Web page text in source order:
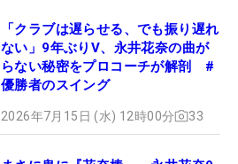
「クラブは遅らせる、でも振り遅れ
ない」9年ぶりV、永井花奈の曲が
らない秘密をプロコーチが解剖 #
優勝者のスイング
2026年7月15日 (水) 12時00分 33